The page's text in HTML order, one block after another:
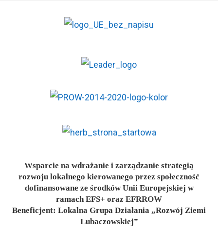
Wsparcie na wdrażanie i zarządzanie strategią
rozwoju lokalnego kierowanego przez społeczność
dofinansowane ze środków Unii Europejskiej w
ramach EFS+ oraz EFRROW
Beneficjent: Lokalna Grupa Działania „Rozwój Ziemi
Lubaczowskiej”